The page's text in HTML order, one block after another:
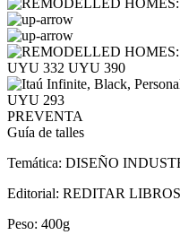
UYU 332 UYU 390
UYU 293
PREVENTA
Guía de talles
Temática: DISEÑO
Editorial: REDITAR LIBROS
Peso: 400g